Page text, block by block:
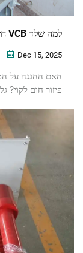
למה שלד VCB חשוב להגנת מעגלים
Dec 15, 2025
האם ההגנה על